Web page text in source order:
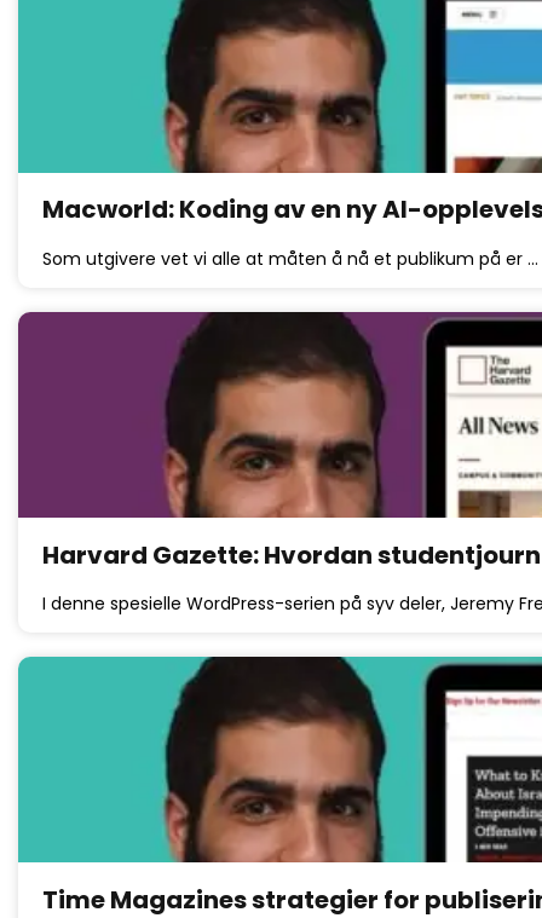
Macworld: Koding av en ny AI-
Som utgivere vet vi alle at måten å nå et publikum på er …
Harvard Gazette: Hvordan
I denne spesielle WordPress-serien på syv deler, Jeremy
Time Magazines strategier for